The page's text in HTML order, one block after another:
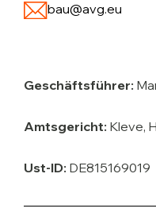
bau@avg.eu
Geschäftsführer:
Amtsgericht: Kleve,
Ust-ID: DE815169019